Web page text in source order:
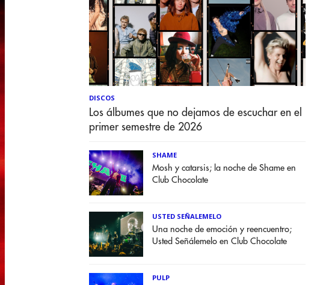
DISCOS
Los álbumes que no dejamos de escuchar en el
primer semestre de 2026
SHAME
Mosh y catarsis; la noche de Shame en
Club Chocolate
USTED SEÑALEMELO
Una noche de emoción y reencuentro;
Usted Señálemelo en Club Chocolate
PULP